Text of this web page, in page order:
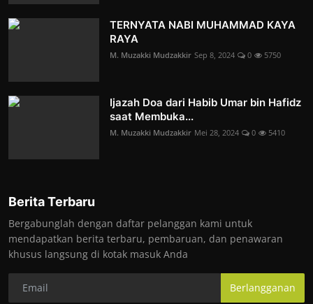
TERNYATA NABI MUHAMMAD KAYA
RAYA
M. Muzakki Mudzakkir Sep 8, 2024 0 5750
Ijazah Doa dari Habib Umar bin Hafidz
saat Membuka...
M. Muzakki Mudzakkir Mei 28, 2024 0 5410
Berita Terbaru
Bergabunglah dengan daftar pelanggan kami untuk
mendapatkan berita terbaru, pembaruan, dan penawaran
khusus langsung di kotak masuk Anda
Berlangganan